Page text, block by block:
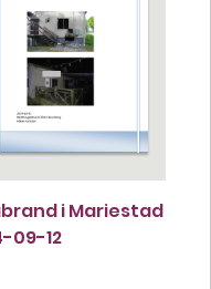
i Mariestad
09-12